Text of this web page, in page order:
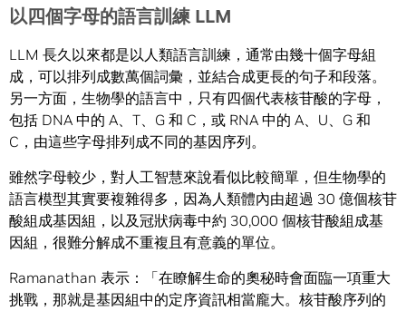
以四個字母的語言訓練LLM
LLM 長久以來都是以人類語言訓練，通常由幾十個字母組
成，可以排列成數萬個詞彙，並結合成更長的句子和段落。
另一方面，生物學的語言中，只有四個代表核苷酸的字母，
包括 DNA 中的 A、T、G 和 C，或 RNA 中的 A、U、G 和
C，由這些字母排列成不同的基因序列。
雖然字母較少，對人工智慧來說看似比較簡單，但生物學的
語言模型其實要複雜得多，因為人類體內由超過 30 億個核苷
酸組成基因組，以及冠狀病毒中約 30,000 個核苷酸組成基
因組，很難分解成不重複且有意義的單位。
Ramanathan 表示：「在瞭解生命的奧秘時會面臨一項重大
挑戰，那就是基因組中的定序資訊相當龐大。核苷酸序列的